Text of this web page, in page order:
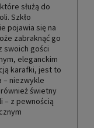
służą do
Szkło
pojawia się na
zabraknąć go
swoich gości
eleganckim
karafki, jest to
– niezwykle
świetny
– z pewnością